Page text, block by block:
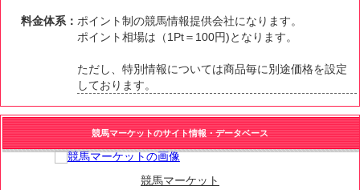
料金体系： ポイント制の競馬情報提供会社になります。
ポイント相場は（1Pt＝100円)となります。
ただし、特別情報については商品毎に別途価格を設定
しております。
競馬マーケットのサイト情報・データベース
競馬マーケット